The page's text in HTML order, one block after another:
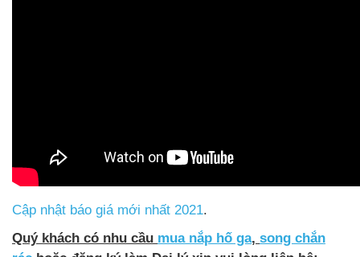
Cập nhật báo giá mới nhất 2021.
Quý khách có nhu cầu mua nắp hố ga, song chắn